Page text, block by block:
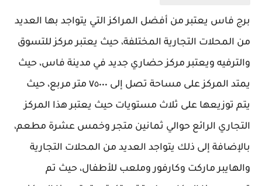
برج فاس يعتبر من أفضل المراكز التي يتواجد بها العديد
من المحلات التجارية المختلفة، حيث يعتبر مركز للتسوق
والترفيه ويعتبر مركز حضاري جديد في مدينة فاس، حيث
يمتد المركز على مساحة تصل إلى ٧٥٠٠٠ متر مربع، حيث
يتم توزيعها على ثلاث مستويات حيث يعتبر هذا المركز
التجاري الرائع حوالي ثمانين متجر وخمس عشرة مطعم،
بالإضافة إلى ذلك يتواجد العديد من المحلات التجارية
والهايبر ماركت وكارفور وملعب للأطفال، حيث تم